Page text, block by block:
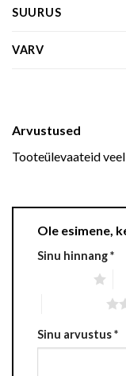
SUURUS
VARV
Arvustused
Tooteülevaateid
Ole esimene,
Sinu hinnang*
Sinu arvustus*